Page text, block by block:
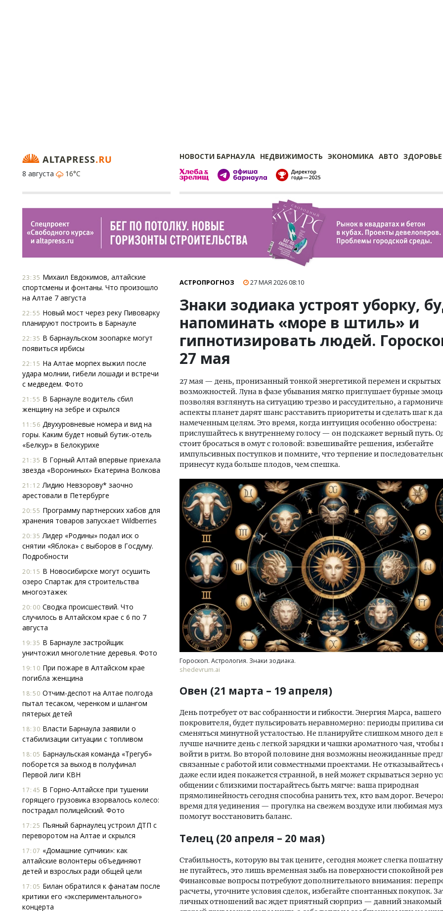
НОВОСТИ БАРНАУЛА НЕДВИЖИМОСТЬ ЭКОНОМИКА АВТО ЗДОРОВЬЕ
8 августа
16°C
23:35 Михаил Евдокимов, алтайские
спортсмены и фонтаны. Что произошло
на Алтае 7 августа
22:55 Новый мост через реку Пивоварку
планируют построить в Барнауле
22:35 В барнаульском зоопарке могут
появиться ирбисы
22:15 На Алтае морпех выжил после
удара молнии, гибели лошади и встречи
с медведем. Фото
21:55 В Барнауле водитель сбил
женщину на зебре и скрылся
11:56 Двухуровневые номера и вид на
горы. Каким будет новый бутик-отель
«Белкур» в Белокурихе
21:35 В Горный Алтай впервые приехала
звезда «Ворониных» Екатерина Волкова
21:12 Лидию Невзорову* заочно
арестовали в Петербурге
20:55 Программу партнерских хабов для
хранения товаров запускает Wildberries
20:35 Лидер «Родины» подал иск о
снятии «Яблока» с выборов в Госдуму.
Подробности
20:15 В Новосибирске могут осушить
озеро Спартак для строительства
многоэтажек
20:00 Сводка происшествий. Что
случилось в Алтайском крае с 6 по 7
августа
19:35 В Барнауле застройщик
уничтожил многолетние деревья. Фото
19:10 При пожаре в Алтайском крае
погибла женщина
18:50 Отчим-деспот на Алтае полгода
пытал тесаком, черенком и шлангом
пятерых детей
18:30 Власти Барнаула заявили о
стабилизации ситуации с топливом
18:05 Барнаульская команда «Трегуб»
поборется за выход в полуфинал
Первой лиги КВН
17:45 В Горно-Алтайске при тушении
горящего грузовика взорвалось колесо:
пострадал полицейский. Фото
17:25 Пьяный барнаулец устроил ДТП с
переворотом на Алтае и скрылся
17:07 «Домашние супчики»: как
алтайские волонтеры объединяют
детей и взрослых ради общей цели
17:05 Билан обратился к фанатам после
критики его «экспериментального»
концерта
АСТРОПРОГНОЗ 27 МАЯ 202608:10
Знаки зодиака устроят уборку,
напоминать «море в штиль» и
гипнотизировать людей.
27 мая
27 мая — день, пронизанный тонкой энергетикой перемен и скрытых
возможностей. Луна в фазе убывания мягко приглушает бурные
позволяя взглянуть на ситуацию трезво и рассудительно, а
аспекты планет дарят шанс расставить приоритеты и сделать шаг к
намеченным целям. Это время, когда интуиция особенно обострена:
прислушайтесь к внутреннему голосу — он подскажет верный путь.
стоит бросаться в омут с головой: взвешивайте решения, избегайте
импульсивных поступков и помните, что терпение и
принесут куда больше плодов, чем спешка.
Гороскоп. Астрология. Знаки зодиака.
shedevrum.ai
Овен (21 марта – 19 апреля)
День потребует от вас собранности и гибкости. Энергия Марса, вашего
покровителя, будет пульсировать неравномерно: периоды прилива
сменяться минутной усталостью. Не планируйте слишком много дел
лучше начните день с легкой зарядки и чашки ароматного чая, чтобы
войти в ритм. Во второй половине дня возможны неожиданные
связанные с работой или совместными проектами. Не отказывайтесь
даже если идея покажется странной, в ней может скрываться зерно
общении с близкими постарайтесь быть мягче: ваша природная
прямолинейность сегодня способна ранить тех, кто вам дорог.
время для уединения — прогулка на свежем воздухе или любимая
помогут восстановить баланс.
Телец (20 апреля – 20 мая)
Стабильность, которую вы так цените, сегодня может слегка
не пугайтесь, это лишь временная зыбь на поверхности спокойной
Финансовые вопросы потребуют дополнительного внимания:
расчеты, уточните условия сделок, избегайте спонтанных покупок.
личных отношений вас ждет приятный сюрприз — давний знакомый
Архитектурный код начинается с
земли. Мощение крупноформатными
плитами становится новым
стандартом благоустройства
СТРОИТЕЛЬСТВО
Ищем новые берега.
«Жилищной
Гатилов — о том, как
оставаться на плаву,
штормит
СТРОИТЕЛЬСТВО